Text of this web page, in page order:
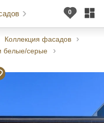
Коллекция фасадов
белые/серые